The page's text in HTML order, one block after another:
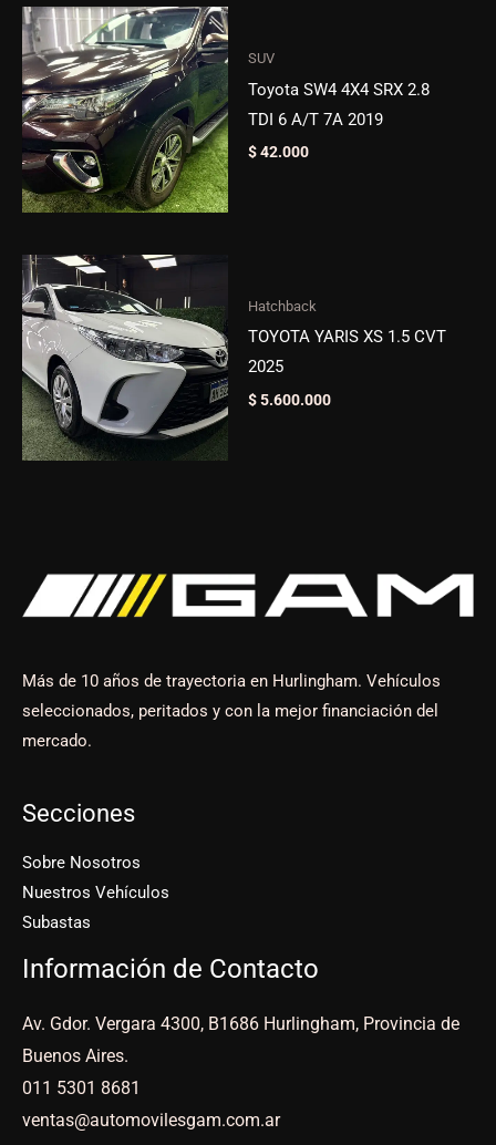
SUV
Toyota SW4 4X4 SRX 2.8
TDI 6 A/T 7A 2019
$42.000
Hatchback
TOYOTA YARIS XS 1.5 CVT
2025
$5.600.000
Más de 10 años de trayectoria en Hurlingham. Vehículos
seleccionados, peritados y con la mejor financiación del
mercado.
Secciones
Sobre Nosotros
Nuestros Vehículos
Subastas
Información de Contacto
Av. Gdor. Vergara 4300, B1686 Hurlingham, Provincia de
Buenos Aires.
011 5301 8681
ventas@automovilesgam.com.ar